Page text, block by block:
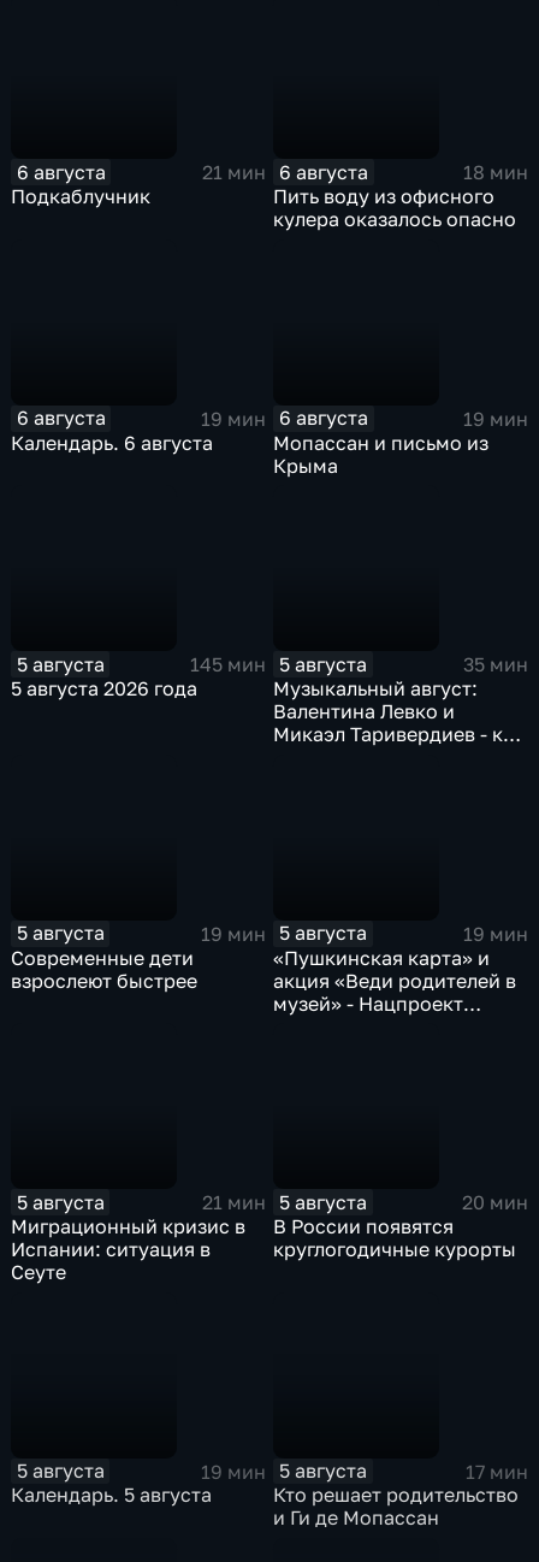
6 августа
21 мин
Подкаблучник
6 августа
18 мин
Пить воду из офисного
кулера оказалось опасно
6 августа
19 мин
Календарь. 6 августа
6 августа
19 мин
Мопассан и письмо из
Крыма
5 августа
145 мин
5 августа 2026 года
5 августа
35 мин
Музыкальный август:
Валентина Левко и
Микаэл Таривердиев - как
5 августа
19 мин
Современные дети
взрослеют быстрее
5 августа
19 мин
«Пушкинская карта» и
акция «Веди родителей в
музей» - Нацпроект
5 августа
21 мин
Миграционный кризис в
Испании: ситуация в
Сеуте
5 августа
20 мин
В России появятся
круглогодичные курорты
5 августа
19 мин
Календарь. 5 августа
5 августа
17 мин
Кто решает родительство
и Ги де Мопассан